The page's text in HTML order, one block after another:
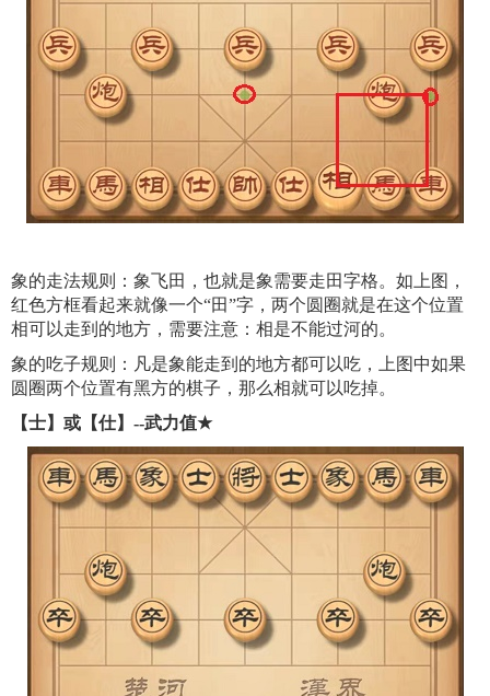
象的走法规则：象飞田，也就是象需要走田字格。如上图，
红色方框看起来就像一个“田”字，两个圆圈就是在这个位置
相可以走到的地方，需要注意：相是不能过河的。
象的吃子规则：凡是象能走到的地方都可以吃，上图中如果
圆圈两个位置有黑方的棋子，那么相就可以吃掉。
【士】或【仕】--武力值★